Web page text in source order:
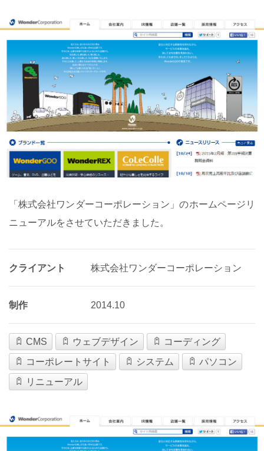
「株式会社ワンダーコーポレーション」のホームページリ
ニューアルをさせていただきました。
クライアント 株式会社ワンダーコーポレーション
制作 2014.10
CMS ウェブデザイン
コーディング
コーポレートサイト
システム
パソコン
リニューアル